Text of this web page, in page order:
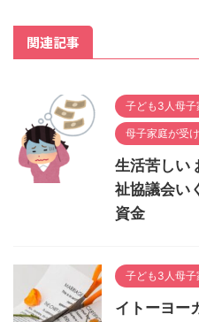
関連記事
子ども3人母子
母子家庭が受
生活苦しい
祉協議会い
資金
子ども3人母子
イトーヨー